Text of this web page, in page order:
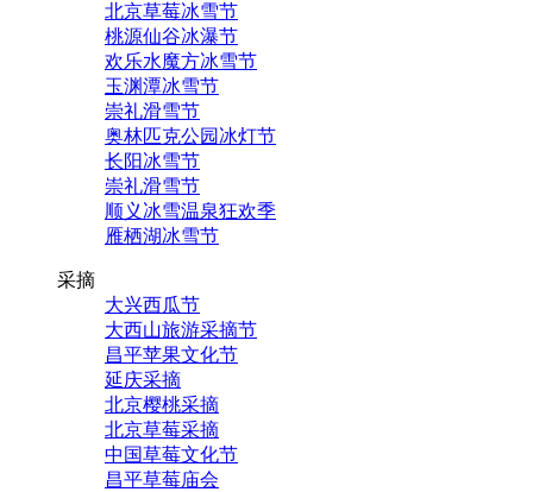
北京草莓冰雪节
桃源仙谷冰瀑节
欢乐水魔方冰雪节
玉渊潭冰雪节
崇礼滑雪节
奥林匹克公园冰灯节
长阳冰雪节
崇礼滑雪节
顺义冰雪温泉狂欢季
雁栖湖冰雪节
采摘
大兴西瓜节
大西山旅游采摘节
昌平苹果文化节
延庆采摘
北京樱桃采摘
北京草莓采摘
中国草莓文化节
昌平草莓庙会